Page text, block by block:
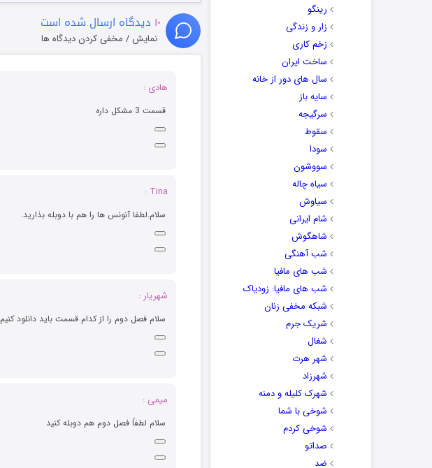
رینگو
زار و زندگی
زخم کاری
ساخت ایران
سال های دور از خانه
سایه باز
سرگیجه
سقوط
سودا
سووشون
سیاه چاله
سیاوش
شام ایرانی
شاهگوش
شب آهنگی
شب های مافیا
شب های مافیا: زودیاک
شبکه مخفی زنان
شریک جرم
شغال
شهر هرت
شهرزاد
شهرک کلیله و دمنه
شوخی با شما
شوخی کردم
صداتو
ضد
۱۰ دیدگاه ارسال شده است
نمایش / مخفی کردن دیدگاه ها
هادی :
قسمت 3 مشکل داره
Tina :
سلام.لطفا آنونس ها را هم با دوبله بذارید.
شهریار :
سلام فصل دوم را از کدام قسمت باید دانلود کنیم
میمی :
سلام لطفاً فصل دوم هم دوبله کنید